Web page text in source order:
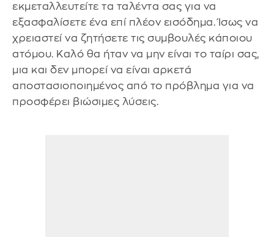
εκμεταλλευτείτε τα ταλέντα σας για να
εξασφαλίσετε ένα επί πλέον εισόδημα. Ίσως να
χρειαστεί να ζητήσετε τις συμβουλές κάποιου
ατόμου. Καλό θα ήταν να μην είναι το ταίρι σας,
μια και δεν μπορεί να είναι αρκετά
αποστασιοποιημένος από το πρόβλημα για να
προσφέρει βιώσιμες λύσεις.